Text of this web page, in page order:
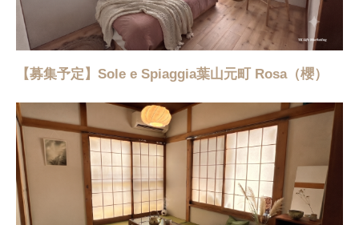
【募集予定】Sole e Spiaggia葉山元町 Rosa（櫻）